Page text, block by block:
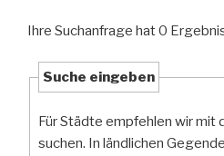
Ihre Suchanfrage hat 0
Suche eingeben
Für Städte empfehlen wir mit
suchen. In ländlichen